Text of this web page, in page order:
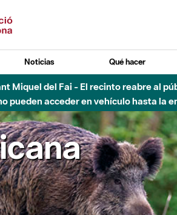
Noticias Qué hacer
- Afectaciones en el cauce del Parque